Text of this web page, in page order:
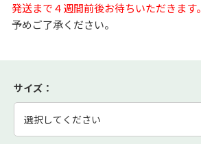
発送まで４週間前後お待ちいただきます。
予めご了承ください。
サイズ ：